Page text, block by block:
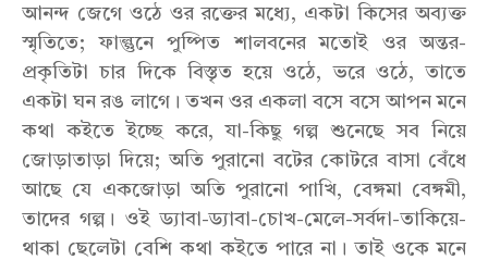
আনন্দ জেগে ওঠে ওর রক্তের মধ্যে, একটা কিসের অব্যক্ত
স্মৃতিতে; ফাল্গুনে পুষ্পিত শালবনের মতোই ওর অন্তর-
প্রকৃতিটা চার দিকে বিস্তৃত হয়ে ওঠে, ভরে ওঠে, তাতে
একটা ঘন রঙ লাগে। তখন ওর একলা বসে বসে আপন মনে
কথা কইতে ইচ্ছে করে, যা-কিছু গল্প শুনেছে সব নিয়ে
জোড়াতাড়া দিয়ে; অতি পুরানো বটের কোটরে বাসা বেঁধে
আছে যে একজোড়া অতি পুরানো পাখি, বেঙ্গমা বেঙ্গমী,
তাদের গল্প। ওই ড্যাবা-ড্যাবা-চোখ-মেলে-সর্বদা-তাকিয়ে-
থাকা ছেলেটা বেশি কথা কইতে পারে না। তাই ওকে মনে